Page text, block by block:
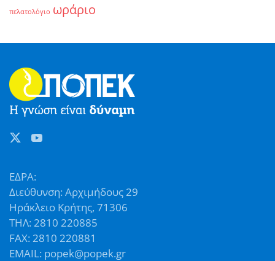
πελατολόγιο ωράριο
ΕΔΡΑ:
Διεύθυνση: Αρχιμήδους 29
Ηράκλειο Κρήτης, 71306
ΤΗΛ: 2810 220885
FAX: 2810 220881
EMAIL: popek@popek.gr